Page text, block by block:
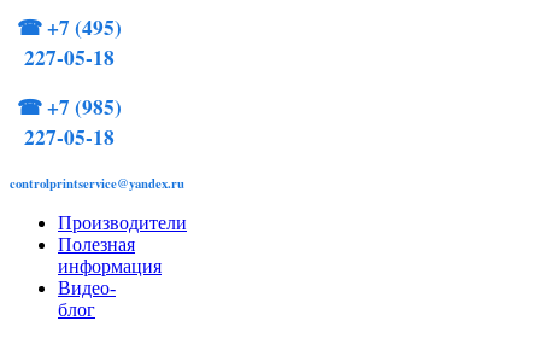
☎+7 (495)
227-05-18
☎+7 (985)
227-05-18
controlprintservice@yandex.ru
Производители
Полезная
информация
Видео-
блог